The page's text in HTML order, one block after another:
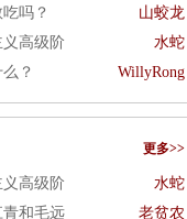
吗？ 山蛟龙
高级阶 水蛇
？ WillyRong
更多>>
高级阶 水蛇
和毛远 老贫农